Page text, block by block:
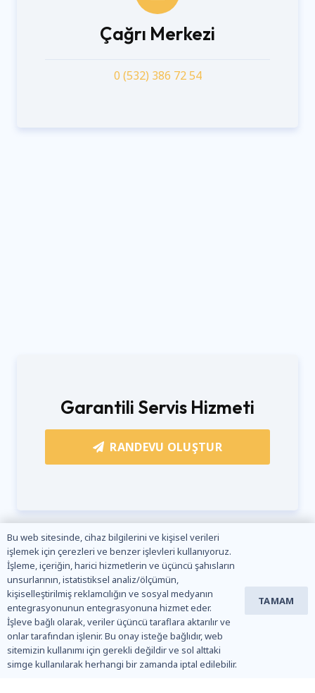
Çağrı Merkezi
0 (532) 386 72 54
Garantili Servis Hizmeti
RANDEVU OLUŞTUR
Bu web sitesinde, cihaz bilgilerini ve kişisel verileri
işlemek için çerezleri ve benzer işlevleri kullanıyoruz.
İşleme, içeriğin, harici hizmetlerin ve üçüncü şahısların
unsurlarının, istatistiksel analiz/ölçümün,
kişiselleştirilmiş reklamcılığın ve sosyal medyanın
entegrasyonunun entegrasyonuna hizmet eder.
İşleve bağlı olarak, veriler üçüncü taraflara aktarılır ve
onlar tarafından işlenir. Bu onay isteğe bağlıdır, web
sitemizin kullanımı için gerekli değildir ve sol alttaki
simge kullanılarak herhangi bir zamanda iptal edilebilir.
TAMAM
WhatsApp Destek Çağrı Merkezi